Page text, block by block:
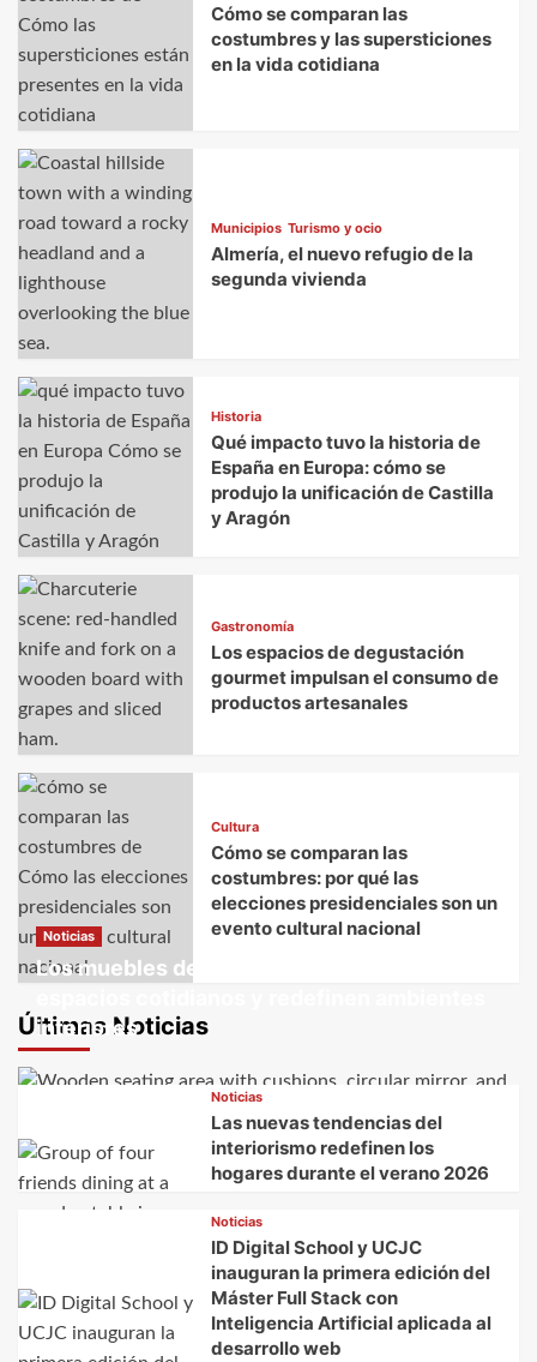
Cómo se comparan las
costumbres y las supersticiones
en la vida cotidiana
Municipios Turismo y ocio
Almería, el nuevo refugio de la
segunda vivienda
Historia
Qué impacto tuvo la historia de
España en Europa: cómo se
produjo la unificación de Castilla
y Aragón
Gastronomía
Los espacios de degustación
gourmet impulsan el consumo de
productos artesanales
Cultura
Cómo se comparan las
costumbres: por qué las
elecciones presidenciales son un
evento cultural nacional
Últimas Noticias
Noticias
Los muebles decorativos transforman
interiores
Noticias
Las nuevas tendencias del
interiorismo redefinen los
hogares durante el verano 2026
Noticias
ID Digital School y UCJC
inauguran la primera edición del
Máster Full Stack con
Inteligencia Artificial aplicada al
desarrollo web